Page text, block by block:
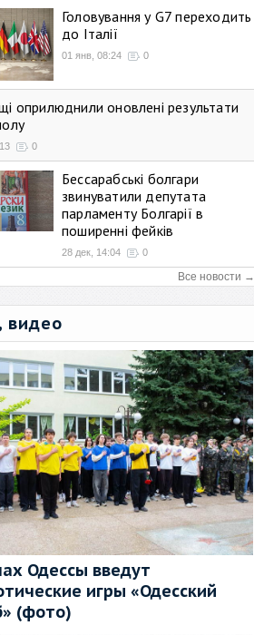
Головування у G7 переходить
до Італії
01 янв, 08:24 0
оприлюднили оновлені результати
0
Бессарабські болгари
звинуватили депутата
парламенту Болгарії в
поширенні фейків
28 дек, 14:04 0
Все новости →
видео
Одессы введут
игры «Одесский
(фото)